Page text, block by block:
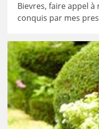
Bievres, faire appel à
conquis par mes